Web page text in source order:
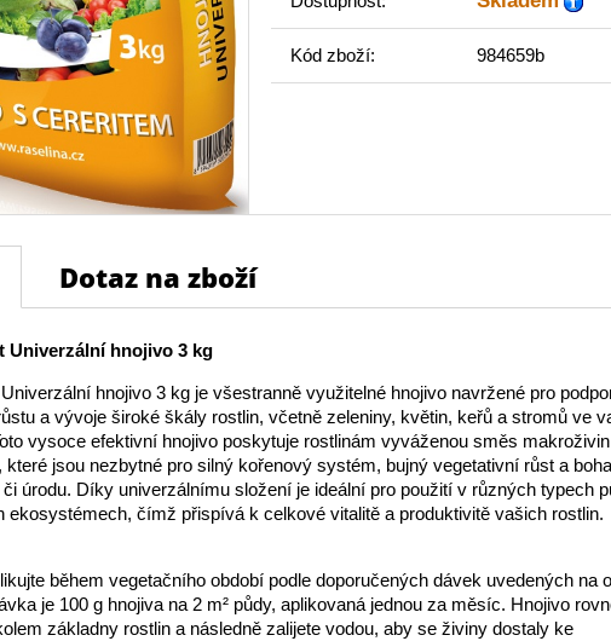
Kód zboží: 984659b
Dotaz na zboží
Univerzální hnojivo 3 kg
hnojivo 3 kg je všestranně využitelné hnojivo navržené pro
a vývoje široké škály rostlin, včetně zeleniny, květin, keřů a stromů ve
vysoce efektivní hnojivo poskytuje rostlinám vyváženou směs
které jsou nezbytné pro silný kořenový systém, bujný vegetativní růst a
úrodu. Díky univerzálnímu složení je ideální pro použití v různých typech
ekosystémech, čímž přispívá k celkové vitalitě a produktivitě vašich rostlin.
během vegetačního období podle doporučených dávek uvedených na
je 100 g hnojiva na 2 m² půdy, aplikovaná jednou za měsíc. Hnojivo
základny rostlin a následně zalijete vodou, aby se živiny dostaly ke